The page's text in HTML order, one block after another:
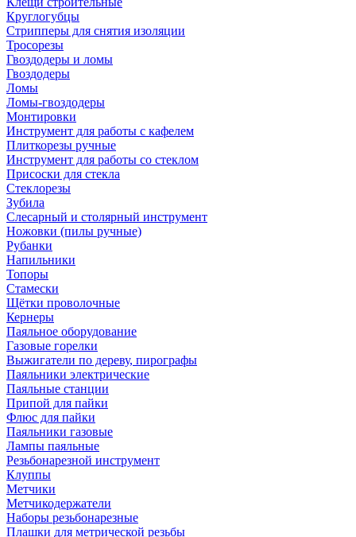
Круглогубцы
Стрипперы для снятия изоляции
Тросорезы
Гвоздодеры и ломы
Гвоздодеры
Ломы
Ломы-гвоздодеры
Монтировки
Инструмент для работы с кафелем
Плиткорезы ручные
Инструмент для работы со стеклом
Присоски для стекла
Стеклорезы
Зубила
Слесарный и столярный инструмент
Ножовки (пилы ручные)
Рубанки
Напильники
Топоры
Стамески
Щётки проволочные
Кернеры
Паяльное оборудование
Газовые горелки
Выжигатели по дереву, пирографы
Паяльники электрические
Паяльные станции
Припой для пайки
Флюс для пайки
Паяльники газовые
Лампы паяльные
Резьбонарезной инструмент
Клуппы
Метчики
Метчикодержатели
Наборы резьбонарезные
Плашки для метрической резьбы